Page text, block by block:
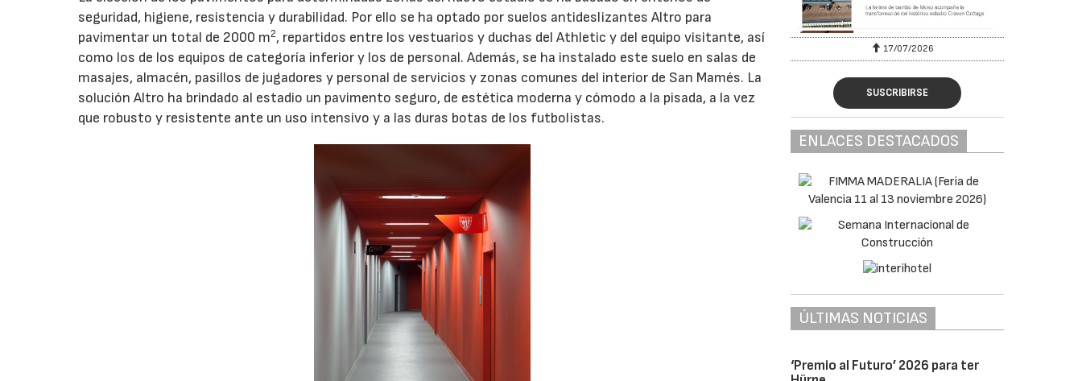
seguridad, higiene, resistencia y durabilidad. Por ello se ha optado por suelos antideslizantes Altro para
pavimentar un total de 2000 m2, repartidos entre los vestuarios y duchas del Athletic y del equipo visitante, así
como los de los equipos de categoría inferior y los de personal. Además, se ha instalado este suelo en salas de
masajes, almacén, pasillos de jugadores y personal de servicios y zonas comunes del interior de San Mamés. La
solución Altro ha brindado al estadio un pavimento seguro, de estética moderna y cómodo a la pisada, a la vez
que robusto y resistente ante un uso intensivo y a las duras botas de los futbolistas.
17/07/2026
SUSCRIBIRSE
ENLACES DESTACADOS
ÚLTIMAS NOTICIAS
‘Premio al Futuro’ 2026 para ter